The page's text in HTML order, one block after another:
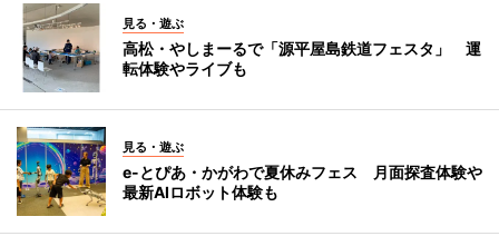
見る・遊ぶ
高松・やしまーるで「源平屋島鉄道フェスタ」 運
転体験やライブも
見る・遊ぶ
e-とぴあ・かがわで夏休みフェス 月面探査体験や
最新AIロボット体験も